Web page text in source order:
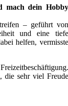
mach dein Hobby
– geführt von
und eine tiefe
helfen, vermisste
die sehr viel Freude